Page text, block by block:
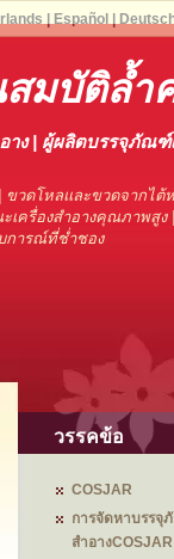
มบัติล้ำ
ง | ผู้ผลิตบรรจุภัณฑ์
ขวดโหลและขวดจากไต้
ครื่องสำอางคุณภาพสูง
การณ์ที่ช่ำชอง
วรรคข้อ
COSJAR
การจัดหาบรรจุ
สำอางCOSJAR
Español